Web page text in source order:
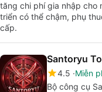
tăng chi phí gia nhập cho
triển có thể chậm, phụ
cấp.
Santoryu
4.5 Miễn
Bộ công cụ